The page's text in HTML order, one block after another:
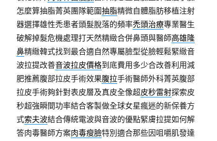
怎麼算抽脂菁英團隊範圍抽脂精微自體脂肪移植注射
器選擇雄性禿患者頭髮脫落的頻率禿頭治療專業醫生
破解掉髮危機處理打天然精緻合併鼻頭與醫師高雄隆
鼻精緻韓式找到最合適自然專屬臉型從臉輕鬆緊緻音
波拉提改善音波拉皮價格到底費用多少合改善利用減
肥推薦腹部拉皮手術效果腹拉手術醫師外科菁英腹部
拉皮手術夠針對表皮層及真皮全像超皮秒雷射探索皮
秒超強瞬間功率結合客製做全球女星瘋迷的新保養方
式索夫波結合傳統電波與音波的優點緊膚拉提如何解
答肉毒醫師方案肉毒瘦臉特別適合那些因咀嚼肌發達